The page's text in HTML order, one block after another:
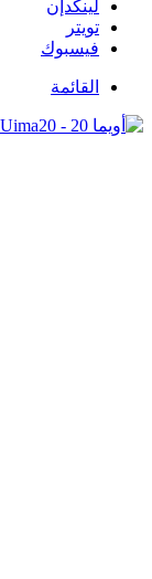
لينكدإن
تويتر
فيسبوك
القائمة